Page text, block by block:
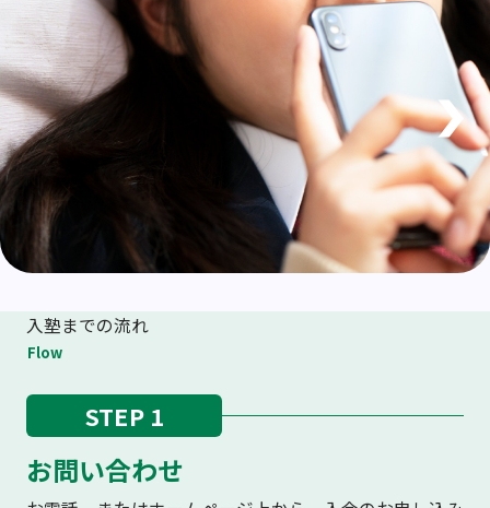
入塾までの流れ
Flow
STEP 1
お問い合わせ